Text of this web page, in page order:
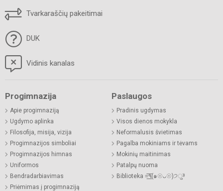
Tvarkaraščių pakeitimai
DUK
Vidinis kanalas
Progimnazija
Apie progimnaziją
Ugdymo aplinka
Filosofija, misija, vizija
Progimnazijos simboliai
Progimnazijos himnas
Uniformos
Bendradarbiavimas
Priėmimas į progimnaziją
Paslaugos
Pradinis ugdymas
Visos dienos mokykla
Neformalusis švietimas
Pagalba mokiniams ir tėvams
Mokinių maitinimas
Patalpų nuoma
Biblioteka =͟͟͞͞٩(๑☉ᴗ☉)੭ु⁾⁾